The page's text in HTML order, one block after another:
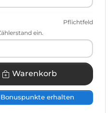
Pflichtfeld
ein.
Warenkorb
erhalten